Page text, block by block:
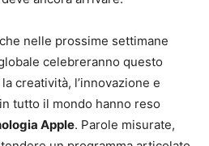
nelle prossime settimane
celebreranno questo
creatività, l’innovazione e
tutto il mondo hanno reso
Apple. Parole misurate,